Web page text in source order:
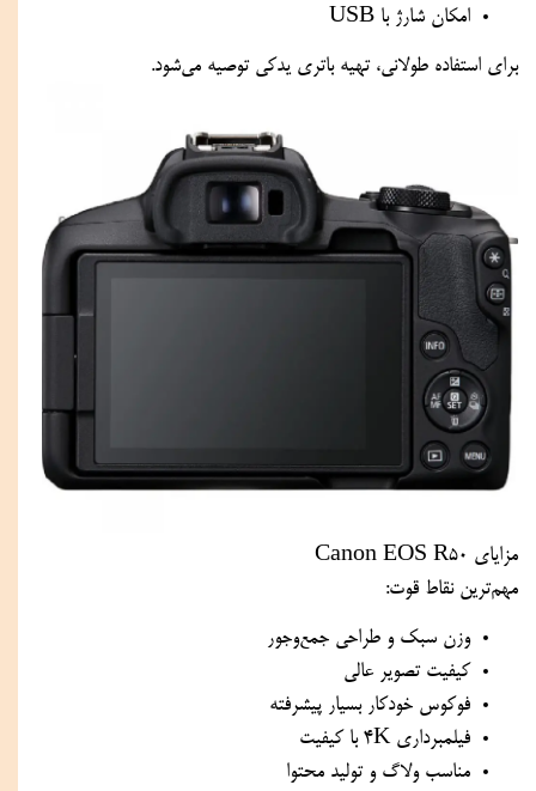
امکان شارژ با USB
برای استفاده طولانی، تهیه باتری یدکی توصیه می‌شود.
مزایای Canon EOS R50
مهم‌ترین نقاط قوت:
وزن سبک و طراحی جمع‌وجور
کیفیت تصویر عالی
فوکوس خودکار بسیار پیشرفته
فیلمبرداری 4K با کیفیت
مناسب ولاگ و تولید محتوا